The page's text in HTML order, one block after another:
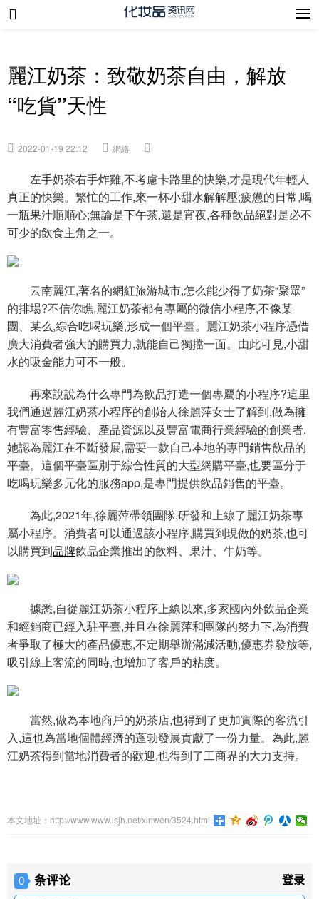
麗江奶茶：致敬奶茶自由，解放
“吃貨”天性
2022-01-19 22:12 網絡
左手奶茶右手炸雞,不考慮卡路里的快樂,才是現代年輕人
真正的快樂。繁忙的工作,來一杯小甜水解解壓;疲憊的日常,喝
一瓶果汁順順心;無論是下午茶,還是宵夜,各種飲品絕對是必不
可少的飲食主角之一。
云南麗江,著名的網紅旅游城市,怎么能少得了奶茶“聚眾”
的排場?不信你瞧,麗江奶茶都有專屬的微信小程序,不像某
團、某么,綜合吃喝玩樂,形成一個平臺。麗江奶茶小程序憑借
廣大消費者強大的購買力,就能自己獨擋一面。由此可見,小甜
水的吸金能力可不一般。
再來說說為什么專門為飲品打造一個專屬的小程序?這里
我們通過麗江奶茶小程序的創始人徐麗萍女士了解到,做為擁
有豐富零售經驗、產品資源以及豐富電商行業經驗的創業者,
她認為麗江在不斷發展,需要一款自己本地的專門銷售飲品的
平臺。這個平臺區別于綜合性質的大型網購平臺,也要區分于
吃喝玩樂多元化的服務app,是專門提供飲品銷售的平臺。
為此,2021年,徐麗萍帶領團隊,研發和上線了麗江奶茶專
屬小程序。消費者可以通過該小程序,購買到現做的奶茶,也可
以購買到品牌飲品企業推出的飲料、果汁、牛奶等。
據悉,自從麗江奶茶小程序上線以來,多家國內外飲品企業
和經銷商已經入駐平臺,并且在徐麗萍和團隊的努力下,為消費
者爭取了極大的產品優惠,不定期舉辦滿減活動,優惠券發放等,
吸引線上客流的同時,也增加了客戶的粘度。
當然,做為本地商戶的奶茶店,也得到了更加實際的客流引
入,這也為當地個體經濟的蓬勃發展貢獻了一份力量。為此,麗
江奶茶得到當地消費者的歡迎,也得到了工商界的大力支持。
本文地址：http://www.www.lsjh.net/xinwen/3524.html
0 条评论 登录